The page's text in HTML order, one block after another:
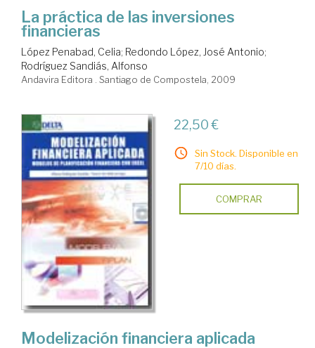
La práctica de las inversiones
financieras
López Penabad, Celia; Redondo López, José Antonio;
Rodríguez Sandiás, Alfonso
Andavira Editora . Santiago de Compostela, 2009
22,50 €
Sin Stock. Disponible en
7/10 días.
COMPRAR
Modelización financiera aplicada